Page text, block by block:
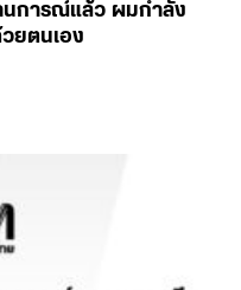
นการณ์แล้ว ผมกำลัง
ยตนเอง